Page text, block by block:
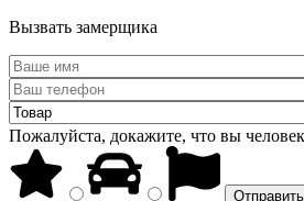
Вызвать замерщика
Пожалуйста, докажите, что вы